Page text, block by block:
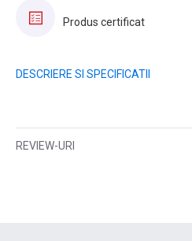
Produs certificat
DESCRIERE SI SPECIFICATII
REVIEW-URI